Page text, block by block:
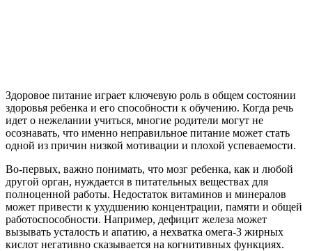
Здоровое питание играет ключевую роль в общем состоянии
здоровья ребенка и его способности к обучению. Когда речь
идет о нежелании учиться, многие родители могут не
осознавать, что именно неправильное питание может стать
одной из причин низкой мотивации и плохой успеваемости.
Во-первых, важно понимать, что мозг ребенка, как и любой
другой орган, нуждается в питательных веществах для
полноценной работы. Недостаток витаминов и минералов
может привести к ухудшению концентрации, памяти и общей
работоспособности. Например, дефицит железа может
вызывать усталость и апатию, а нехватка омега-3 жирных
кислот негативно сказывается на когнитивных функциях.